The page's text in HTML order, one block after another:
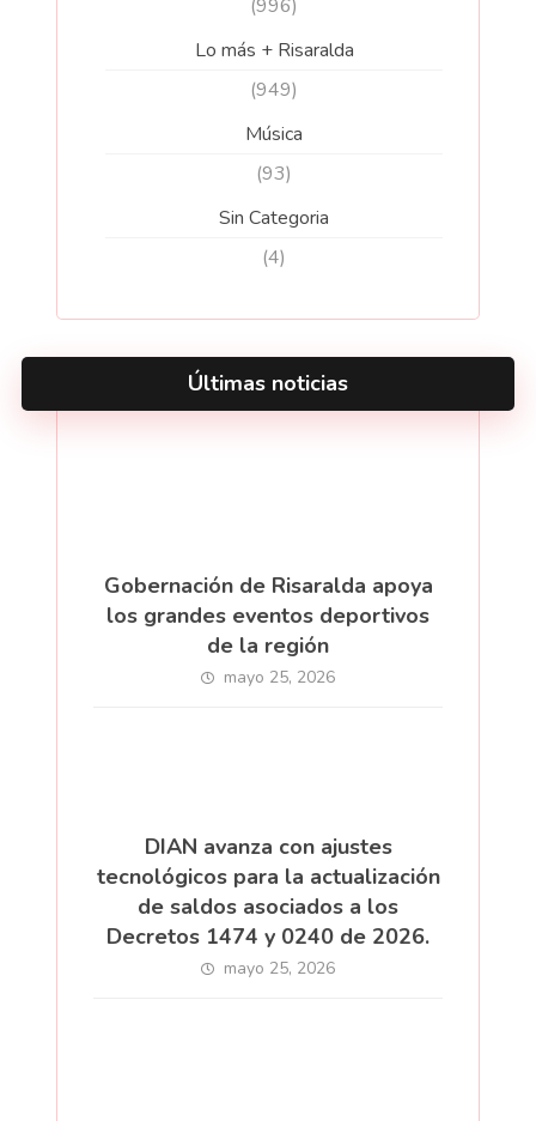
(996)
Lo más + Risaralda
(949)
Música
(93)
Sin Categoria
(4)
Últimas noticias
Gobernación de Risaralda apoya
los grandes eventos deportivos
de la región
mayo 25, 2026
DIAN avanza con ajustes
tecnológicos para la actualización
de saldos asociados a los
Decretos 1474 y 0240 de 2026.
mayo 25, 2026